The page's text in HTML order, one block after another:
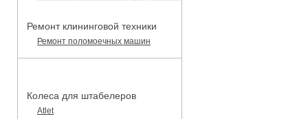
Ремонт клининговой техники
Ремонт поломоечных машин
Колеса для штабелеров
Atlet